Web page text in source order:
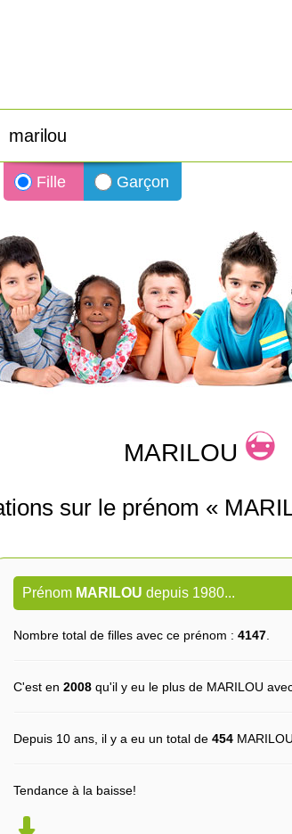
Fille Garçon
MARILOU
sur le prénom «
Prénom MARILOU depuis 1980...
Nombre total de filles avec ce prénom : 4147
C'est en 2008 qu'il y eu le plus de MARILOU
Depuis 10 ans, il y a eu un total de 454
Tendance à la baisse!